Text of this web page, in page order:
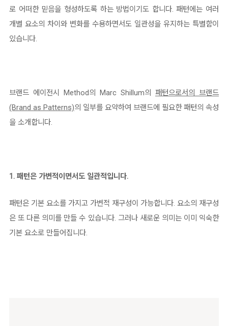
로 어떠한 믿음을 형성하도록 하는 방법이기도 합니다. 패턴에는 여러
개별 요소의 차이와 변화를 수용하면서도 일관성을 유지하는 특별함이
있습니다.
브랜드 에이전시 Method의 Marc Shillum의 패턴으로서의 브랜드
(Brand as Patterns)의 일부를 요약하여 브랜드에 필요한 패턴의 속성
을 소개합니다.
1. 패턴은 가변적이면서도 일관적입니다.
패턴은 기본 요소를 가지고 가변적 재구성이 가능합니다. 요소의 재구성
은 또 다른 의미를 만들 수 있습니다. 그러나 새로운 의미는 이미 익숙한
기본 요소로 만들어집니다.